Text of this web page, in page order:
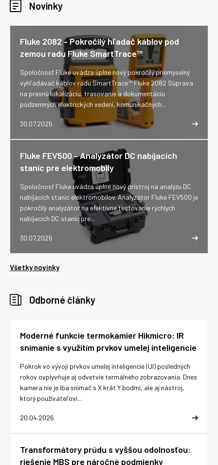
Novinky
Fluke 2082 - Pokročilý hľadač káblov pod
zemou radu Fluke SmartTrace™
30.07.2026
Spoločnosť Fluke uvádza úplne nový pokročilý priemyselný
vyhľadávač káblov radu SmartTrace™ Fluke 2082 Súprava
na presnú lokalizáciu, trasovanie a dokumentáciu
podzemných elektrických vedení, komunikačných...
Fluke FEV500 - Analyzátor DC nabíjacích
staníc pre elektromobily
30.07.2026
Spoločnosť Fluke uvádza úplne nový prístroj na analýzu DC
nabíjacích staníc elektromobilov. Analyzátor Fluke FEV500 je
pokročilý analyzátor na efektívne testovanie rýchlych
nabíjacích DC staníc pre...
Všetky novinky
Odborné články
Moderné funkcie termokamier Hikmicro: IR
snímanie s využitím prvkov umelej inteligencie
20.04.2026
Pokrok vo vývoji prvkov umelej inteligencie (UI) posledných
rokov ovplyvňuje aj odvetvie termálneho zobrazovania. Dnes
kamera nie je iba snímač s X krát Y bodmi, ale aj nástroj,
ktorý používateľovi...
Transformátory prúdu s vyššou odolnosťou:
riešenie MBS pre náročné podmienky